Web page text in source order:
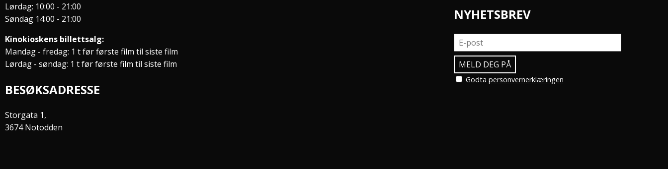
Lørdag: 10:00 - 21:00
Søndag 14:00 - 21:00
Kinokioskens billettsalg:
Mandag - fredag: 1 t før første film til siste film
Lørdag - søndag: 1 t før første film til siste film
BESØKSADRESSE
Storgata 1,
3674 Notodden
NYHETSBREV
Godta personvernerklæringen